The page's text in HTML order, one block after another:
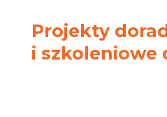
Projekty
i szkoleniowe